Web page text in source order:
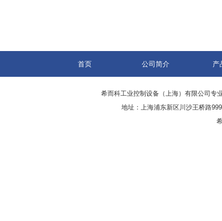
首页 公司简介 产
希而科工业控制设备（上海）有限公司专
地址：上海浦东新区川沙王桥路